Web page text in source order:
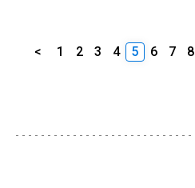
< 1 2 3 4 5 6 7 8